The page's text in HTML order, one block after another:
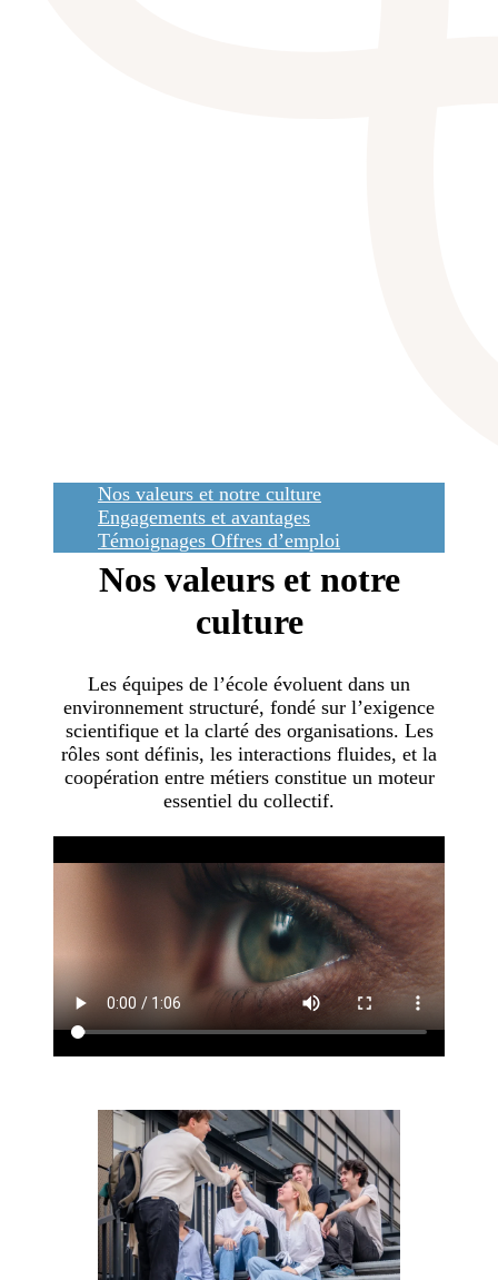
Nos valeurs et notre culture
Engagements et avantages
Témoignages Offres d’emploi
Nos valeurs et notre
culture
Les équipes de l’école évoluent dans un
environnement structuré, fondé sur l’exigence
scientifique et la clarté des organisations. Les
rôles sont définis, les interactions fluides, et la
coopération entre métiers constitue un moteur
essentiel du collectif.